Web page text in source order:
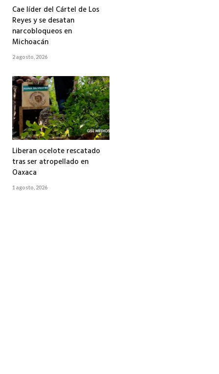
Cae líder del Cártel de Los
Reyes y se desatan
narcobloqueos en
Michoacán
2 agosto, 2026
Liberan ocelote rescatado
tras ser atropellado en
Oaxaca
1 agosto, 2026